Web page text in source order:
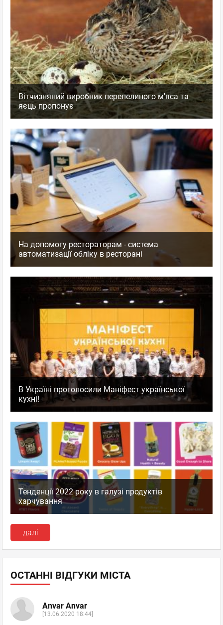
Вітчизняний виробник перепелиного м'яса та
яєць пропонує
На допомогу рестораторам - система
автоматизації обліку в ресторані
В Україні проголосили Маніфест української
кухні!
Тенденції 2022 року в галузі продуктів
харчування
далі
ОСТАННІ ВІДГУКИ МІСТА
Anvar Anvar
[13.06.2020 18:44]